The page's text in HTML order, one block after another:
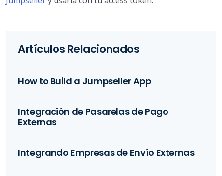
Artículos Relacionados
How to Build a Jumpseller App
Integración de Pasarelas de Pago
Externas
Integrando Empresas de Envío Externas